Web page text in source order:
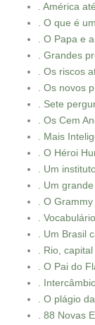
. América
. O que é
. O Papa e
. Grandes
. Os riscos
. Os novos
. Sete
. Os Cem
. Mais
. O Héroi
. Um
. Um
. O
.
. Um Brasil
. Rio,
. O Pai do
.
. O plágio
. 88 Novas